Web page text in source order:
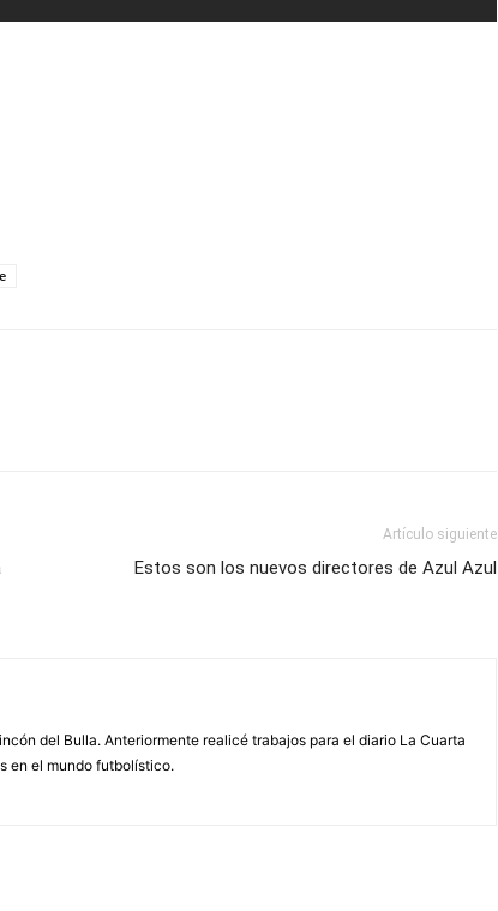
Artículo siguiente
Estos son los nuevos directores de Azul Azul
del Bulla. Anteriormente realicé trabajos para el diario La Cuarta
en el mundo futbolístico.